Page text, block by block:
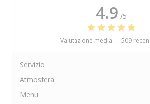
4.9 /5
Valutazione media —509
Servizio
Atmosfera
Menu